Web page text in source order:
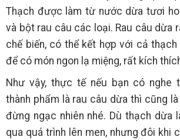
Thạch được làm từ nước dừa tươi
và bột rau câu các loại. Rau câu dừa
chế biến, có thể kết hợp với cả
để có món ngon lạ miệng, rất kích
Như vậy, thực tế nếu bạn có nghe
thành phẩm là rau câu dừa thì cũng
đừng ngạc nhiên nhé. Dù thạch dừa
qua quá trình lên men, nhưng đôi khi